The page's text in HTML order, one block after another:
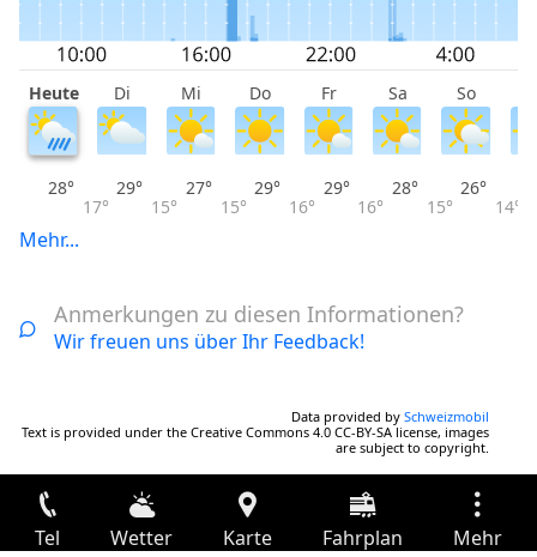
Heute Di Mi Do Fr Sa So
28°
17°
29°
15°
27°
15°
29°
16°
29°
16°
28°
15°
26°
14°
Mehr...
Anmerkungen zu diesen Informationen?
Wir freuen uns über Ihr Feedback!
Data provided by Schweizmobil
Text is provided under the Creative Commons 4.0 CC-BY-SA license, images
are subject to copyright.
Tel Wetter Karte Fahrplan Mehr